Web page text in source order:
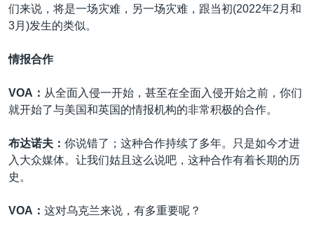
们来说，将是一场灾难，另一场灾难，跟当初(2022年2月和
3月)发生的类似。
情报合作
VOA： 从全面入侵一开始，甚至在全面入侵开始之前，你们
就开始了与美国和英国的情报机构的非常积极的合作。
布达诺夫： 你说错了；这种合作持续了多年。只是如今才进
入大众媒体。让我们姑且这么说吧，这种合作有着长期的历
史。
VOA： 这对乌克兰来说，有多重要呢？